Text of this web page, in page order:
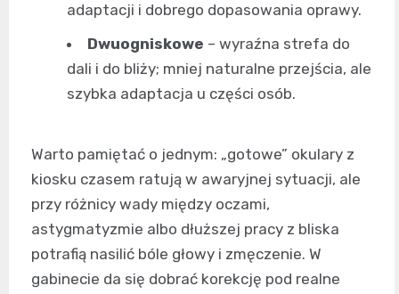
adaptacji i dobrego dopasowania oprawy.
Dwuogniskowe – wyraźna strefa do
dali i do bliży; mniej naturalne przejścia, ale
szybka adaptacja u części osób.
Warto pamiętać o jednym: „gotowe” okulary z
kiosku czasem ratują w awaryjnej sytuacji, ale
przy różnicy wady między oczami,
astygmatyzmie albo dłuższej pracy z bliska
potrafią nasilić bóle głowy i zmęczenie. W
gabinecie da się dobrać korekcję pod realne